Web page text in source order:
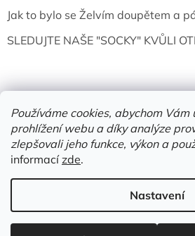
Používáme cookies, abychom Vám
prohlížení webu a díky analýze
zlepšovali jeho funkce, výkon a
informacízde.
Nastavení
Jak to bylo se Želvím doupětem a
SLEDUJTE NAŠE "SOCKY" KVŮLI
Vytvořil
Copyright 2026Želví doupě | knihy &